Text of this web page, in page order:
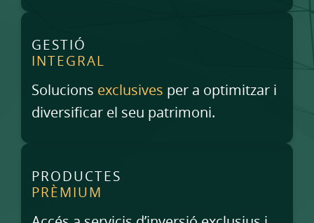
GESTIÓ
INTEGRAL
Solucions exclusives per a optimitzar i
diversificar el seu patrimoni.
PRODUCTES
PRÈMIUM